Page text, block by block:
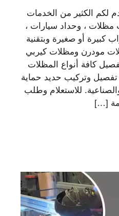
لكم الكثير من الخدمات
مظلات ، وحداد سيارات ،
كبيرة أو صغيرة وبتقنية
مودرن ومظلات كيربي
كافة أنواع المظلات
وتركيب حديد حماية
للاستعلام وطلب
[…]